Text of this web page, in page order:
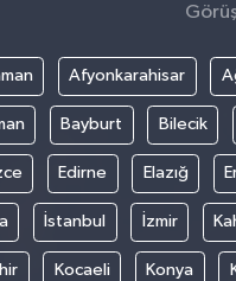
Afyonkarahisar
Bayburt Bilecik
Edirne Elazığ
İstanbul İzmir
Kocaeli Konya